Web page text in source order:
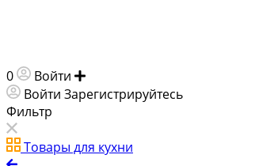
0 Войти
Войти Зарегистрируйтесь
Фильтр
Товары для кухни